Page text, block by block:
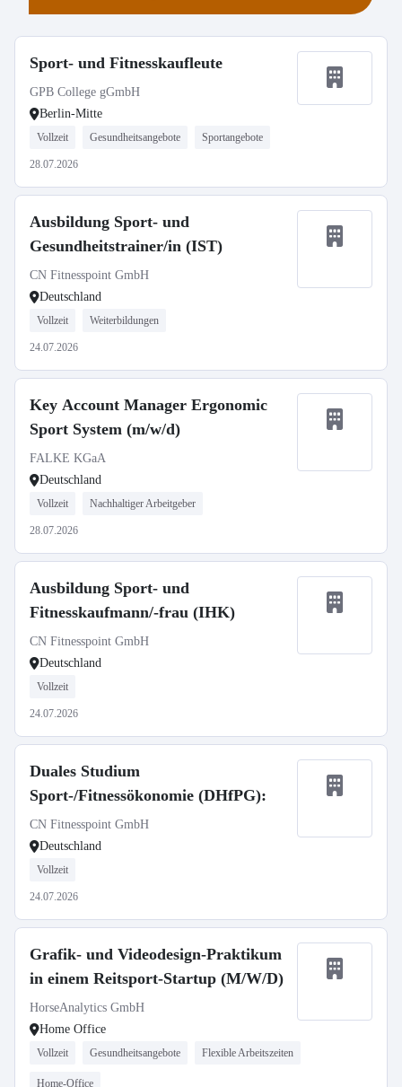
Sport- und Fitnesskaufleute
GPB College gGmbH
Berlin-Mitte
Vollzeit Gesundheitsangebote Sportangebote
28.07.2026
Ausbildung Sport- und
Gesundheitstrainer/in (IST)
CN Fitnesspoint GmbH
Deutschland
Vollzeit Weiterbildungen
24.07.2026
Key Account Manager Ergonomic
Sport System (m/w/d)
FALKE KGaA
Deutschland
Vollzeit Nachhaltiger Arbeitgeber
28.07.2026
Ausbildung Sport- und
Fitnesskaufmann/-frau (IHK)
CN Fitnesspoint GmbH
Deutschland
Vollzeit
24.07.2026
Duales Studium
Sport-/Fitnessökonomie (DHfPG):
CN Fitnesspoint GmbH
Deutschland
Vollzeit
24.07.2026
Grafik- und Videodesign-Praktikum
in einem Reitsport-Startup (M/W/D)
HorseAnalytics GmbH
Home Office
Vollzeit Gesundheitsangebote Flexible Arbeitszeiten
Home-Office